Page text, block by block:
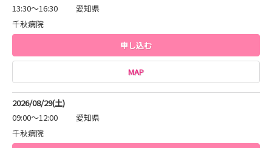
13:30～16:30
愛知県
千秋病院
申し込む
MAP
2026/08/29(土)
09:00～12:00
愛知県
千秋病院